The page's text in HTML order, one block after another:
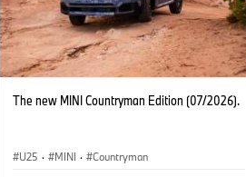
The new MINI Countryman Edition (07/2026).
U25 · MINI · Countryman